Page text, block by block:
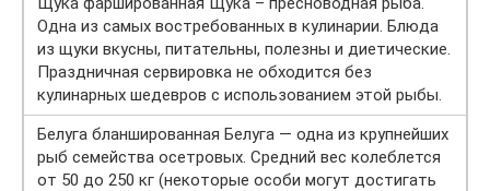
Одна из самых востребованных в кулинарии. Блюда
из щуки вкусны, питательны, полезны и диетические.
Праздничная сервировка не обходится без
кулинарных шедевров с использованием этой рыбы.
Белуга бланшированная Белуга — одна из крупнейших
рыб семейства осетровых. Средний вес колеблется
от 50 до 250 кг (некоторые особи могут достигать